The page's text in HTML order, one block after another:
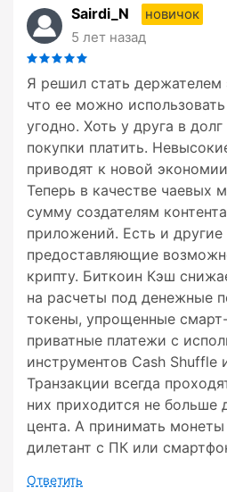
Sairdi_N
новичок
5 лет назад
Я решил стать
что ее можно
угодно. Хоть у друга в долг
покупки платить.
приводят к новой
Теперь в качестве чаевых
сумму создателям
приложений. Есть и другие
предоставляющие
крипту. Биткоин Кэш
на расчеты под денежные
токены, упрощенные
приватные платежи с
инструментов Cash Shuffle
Транзакции всегда
них приходится не больше
цента. А принимать
дилетант с ПК или
Ответить